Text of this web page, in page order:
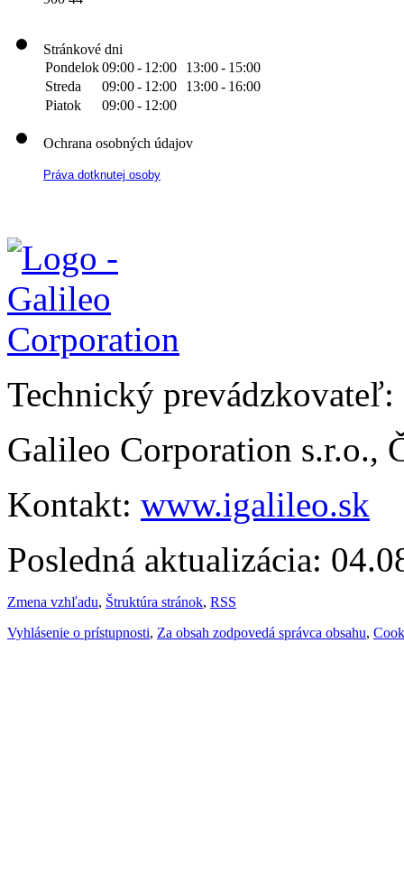
Stránkové dni
Pondelok09:00- 12:00 13:00- 15:00
Streda
09:00- 12:00 13:00- 16:00
Piatok
09:00- 12:00
Ochrana osobných údajov
Práva dotknutej osoby
Technický prevádzkovateľ:
Galileo Corporation s.r.o.,
Kontakt: www.igalileo.sk
Posledná aktualizácia:
Zmena vzhľadu, Štruktúra stránok, RSS
Vyhlásenie o prístupnosti, Za obsah zodpovedá správca obsahu,